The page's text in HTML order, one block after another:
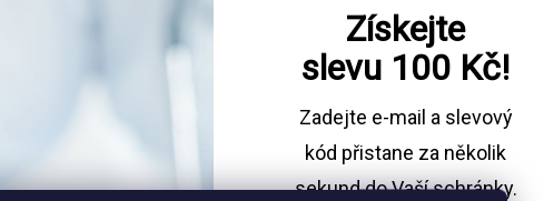
Získejte
slevu 100 Kč!
Zadejte e-mail a slevový
kód přistane za několik
sekund do Vaší schránky.